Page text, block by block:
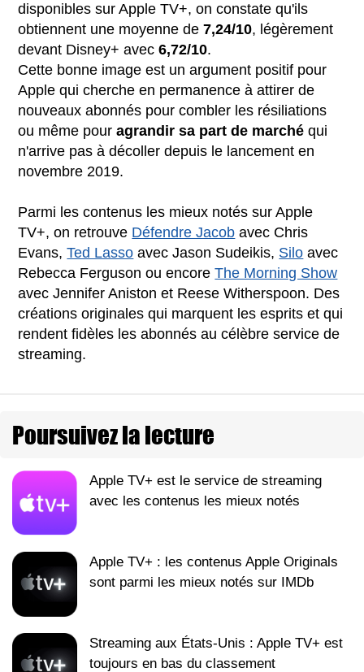
disponibles sur Apple TV+, on constate qu'ils
obtiennent une moyenne de7,24/10, légèrement
devant Disney+ avec6,72/10.
Cette bonne image est un argument positif pour
Apple qui cherche en permanence à attirer de
nouveaux abonnés pour combler les résiliations
ou même pouragrandir sa part de marché qui
n'arrive pas à décoller depuis le lancement en
novembre 2019.
Parmi les contenus les mieux notés sur Apple
TV+, on retrouve Défendre Jacob avec Chris
Evans,Ted Lasso avec Jason Sudeikis, Silo avec
Rebecca Ferguson ou encoreThe Morning Show
avec Jennifer Aniston et Reese Witherspoon. Des
créations originales qui marquent les esprits et qui
rendent fidèles les abonnés au célèbre service de
streaming.
Poursuivez la lecture
Apple TV+ est le service de streaming
avec les contenus les mieux notés
Apple TV+ : les contenus Apple Originals
sont parmi les mieux notés sur IMDb
Streaming aux États-Unis : Apple TV+ est
toujours en bas du classement